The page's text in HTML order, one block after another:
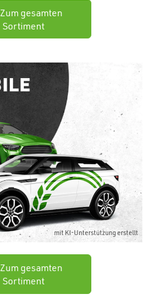
Zum gesamten
Sortiment
mit KI-Unterstützung erstellt
Zum gesamten
Sortiment